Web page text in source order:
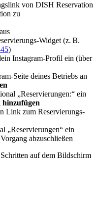
von DISH Reservation
zu
aus
Widget (z. B.
)
Instagram-Profil ein (über
Seite deines Betriebs an
„Reservierungen:“ ein
Link zum Reservierungs-
„Reservierungen“ ein
abzuschließen
auf dem Bildschirm